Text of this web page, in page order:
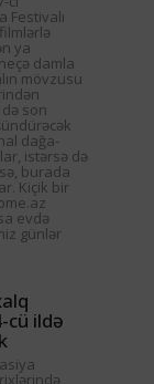
Festivalı
ya
damla
mövzusu
son
dağa-
istərsə də
burada
Kiçik bir
evdə
günlər
cü ildə